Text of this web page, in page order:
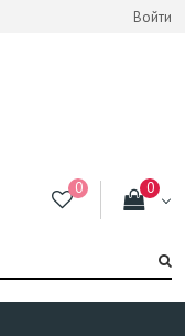
Войти